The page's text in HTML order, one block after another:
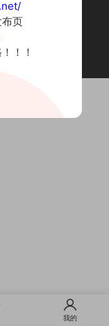
仅作个人学习使用。
我的
页
！！